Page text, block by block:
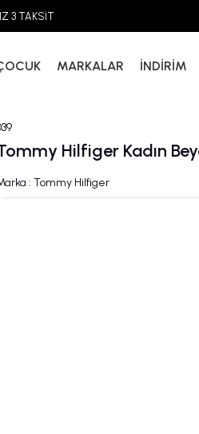
3 TAKSİT
MARKALAR İNDİRİM
Hilfiger Kadın
: Tommy Hilfiger